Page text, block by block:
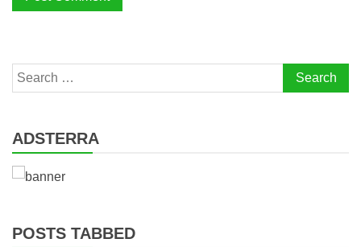
Search
for:
ADSTERRA
POSTS TABBED